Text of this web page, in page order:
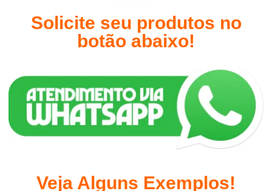
Solicite seu produtos no
botão abaixo!
Veja Alguns Exemplos!